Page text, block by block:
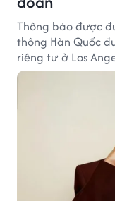
Thông báo được
thông Hàn Quốc
riêng tư ở Los